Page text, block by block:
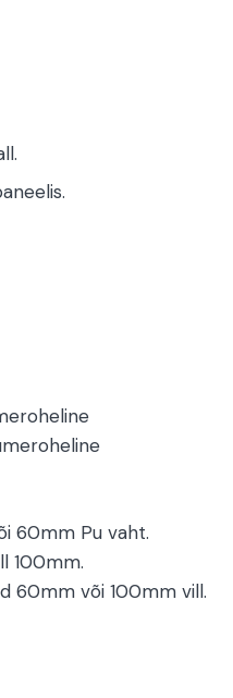
60mm Pu vaht.
100mm.
60mm või 100mm vill.